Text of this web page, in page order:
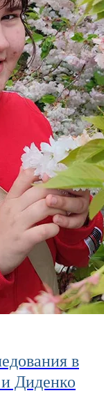
в
Диденко